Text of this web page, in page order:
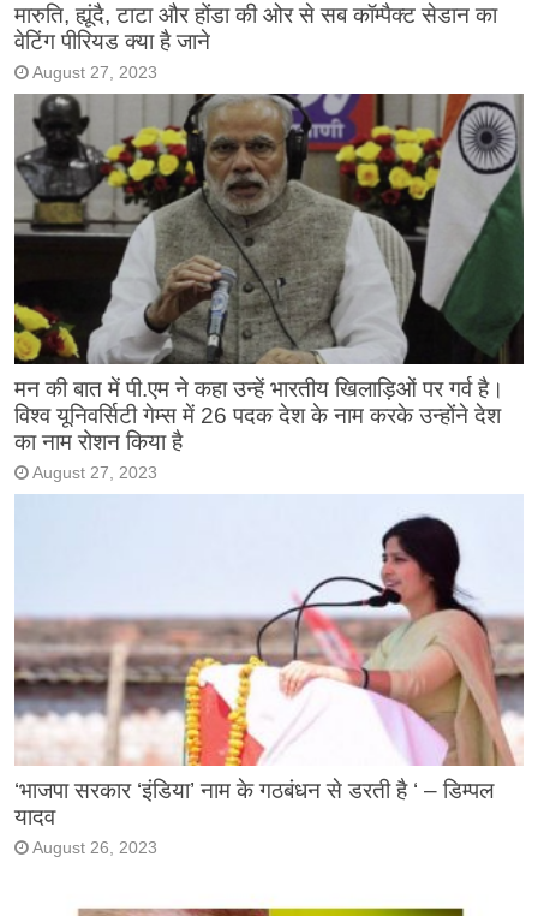
मारुति, ह्यूंदै, टाटा और होंडा की ओर से सब कॉम्पैक्ट सेडान का
वेटिंग पीरियड क्या है जाने
August 27, 2023
मन की बात में पी.एम ने कहा उन्हें भारतीय खिलाड़िओं पर गर्व है।
विश्व यूनिवर्सिटी गेम्स में 26 पदक देश के नाम करके उन्होंने देश
का नाम रोशन किया है
August 27, 2023
‘भाजपा सरकार ‘इंडिया’ नाम के गठबंधन से डरती है ‘ – डिम्पल
यादव
August 26, 2023